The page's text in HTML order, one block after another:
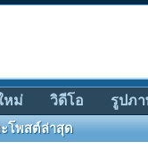
โพสต์ล่าสุด
หม่ วิดีโอ รูปภ